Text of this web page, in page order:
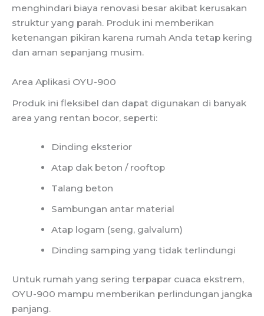
menghindari biaya renovasi besar akibat kerusakan
struktur yang parah. Produk ini memberikan
ketenangan pikiran karena rumah Anda tetap kering
dan aman sepanjang musim.
Area Aplikasi OYU-900
Produk ini fleksibel dan dapat digunakan di banyak
area yang rentan bocor, seperti:
Dinding eksterior
Atap dak beton / rooftop
Talang beton
Sambungan antar material
Atap logam (seng, galvalum)
Dinding samping yang tidak terlindungi
Untuk rumah yang sering terpapar cuaca ekstrem,
OYU-900 mampu memberikan perlindungan jangka
panjang.